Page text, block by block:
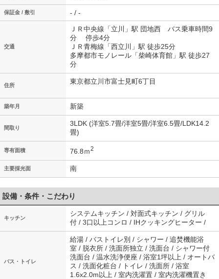
保証金 / 敷引 - / -
交通
ＪＲ中央線「立川」駅 団地西 バス乗車時間9
分 停歩4分
ＪＲ青梅線「西立川」駅 徒歩25分
多摩都市モノレール「柴崎体育館」駅 徒歩27
分
住所 東京都立川市富士見町6丁目
築年月 新築
間取り
3LDK (洋室5.7畳/洋室5畳/洋室6.5畳/LDK14.2
畳)
専有面積 76.8ｍ2
主要採光面 南
設備・条件・こだわり
キッチン
システムキッチン / 対面式キッチン / グリル
付 / 3口以上コンロ / IHクッキングヒーター /
バス・トイレ
給湯 / バストイレ別 / シャワー / 追焚機能浴
室 / 脱衣所 / 洗面所独立 / 洗面台 / シャワー付
洗面台 / 温水洗浄便座 / 浴室1坪以上 / オートバ
ス / 洗面化粧台 / トイレ / 洗面所 / 浴室
1.6x2.0m以上 / 室内洗濯置 / 室内洗濯機置き